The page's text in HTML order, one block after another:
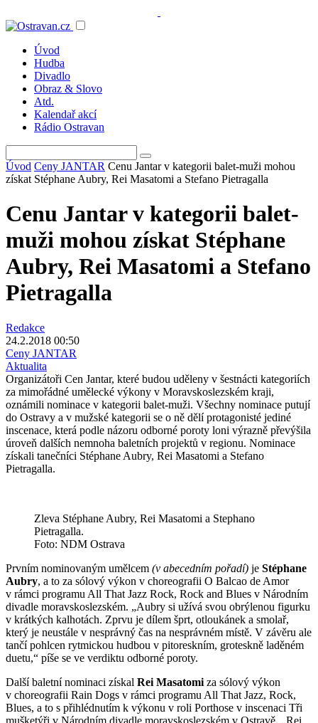
Úvod
Hudba
Divadlo
Obraz & Slovo
Atd.
Kalendař akcí
Rádio Ostravan
Úvod Ceny JANTAR Cenu Jantar v kategorii balet-muži mohou
získat Stéphane Aubry, Rei Masatomi a Stefano Pietragalla
Cenu Jantar v kategorii balet-
muži mohou získat Stéphane
Aubry, Rei Masatomi a Stefano
Pietragalla
Redakce
24.2.2018 00:50
Ceny JANTAR
Aktualita
Organizátoři Cen Jantar, které budou uděleny v šestnácti kategoriích
za mimořádné umělecké výkony v Moravskoslezském kraji,
oznámili nominace v kategorii balet-muži. Všechny nominace putují
do Ostravy a v mužské kategorii se o ně dělí protagonisté jediné
inscenace, která podle názoru odborné poroty loni výrazně převýšila
úroveň dalších nemnoha baletních projektů v regionu. Nominace
získali tanečníci Stéphane Aubry, Rei Masatomi a Stefano
Pietragalla.
Zleva Stéphane Aubry, Rei Masatomi a Stephano
Pietragalla.
Foto: NDM Ostrava
Prvním nominovaným umělcem (v abecedním pořadí) je Stéphane
Aubry, a to za sólový výkon v choreografii O Balcao de Amor
v rámci programu All That Jazz Rock, Rock and Blues v Národním
divadle moravskoslezském. „Aubry si užívá svou obrýlenou figurku
v krátkých kalhotách. Zprvu je dílem šprt, otloukánek a smolař,
který je neustále v nesprávný čas na nesprávném místě. V závěru ale
tančí pohlcen rytmickou hudbou v pitoreskním, groteskně laděném
duetu,“ píše se ve verdiktu odborné poroty.
Další baletní nominaci získal Rei Masatomi za sólový výkon
v choreografii Rain Dogs v rámci programu All That Jazz, Rock,
Blues, a to s přihlédnutím k výkonu v roli Porthose v inscenaci Tři
mušketýři v Národním divadle moravskoslezském v Ostravě. „Rei